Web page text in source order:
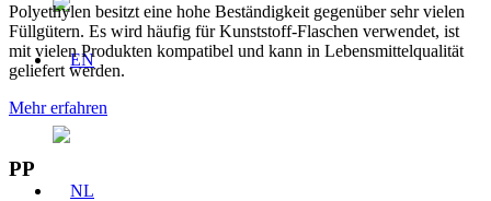
Polyethylen besitzt eine hohe Beständigkeit gegenüber sehr vielen
Füllgütern. Es wird häufig für Kunststoff-Flaschen verwendet, ist
mit vielen Produkten kompatibel und kann in Lebensmittelqualität
geliefert werden.
Mehr erfahren
PP